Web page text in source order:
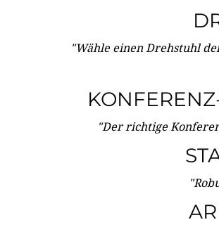
"Wähle einen Drehstuhl
"Der richtige